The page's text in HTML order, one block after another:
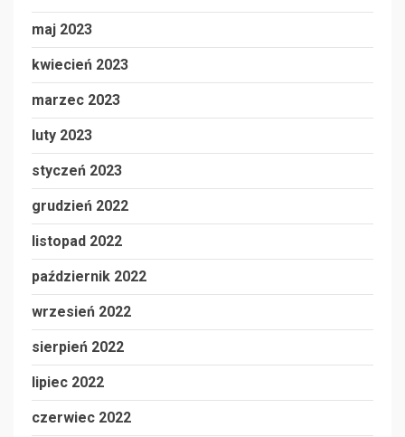
maj 2023
kwiecień 2023
marzec 2023
luty 2023
styczeń 2023
grudzień 2022
listopad 2022
październik 2022
wrzesień 2022
sierpień 2022
lipiec 2022
czerwiec 2022